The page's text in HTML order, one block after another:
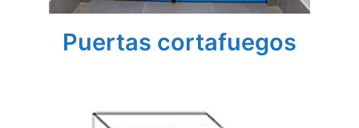
Puertas cortafuegos